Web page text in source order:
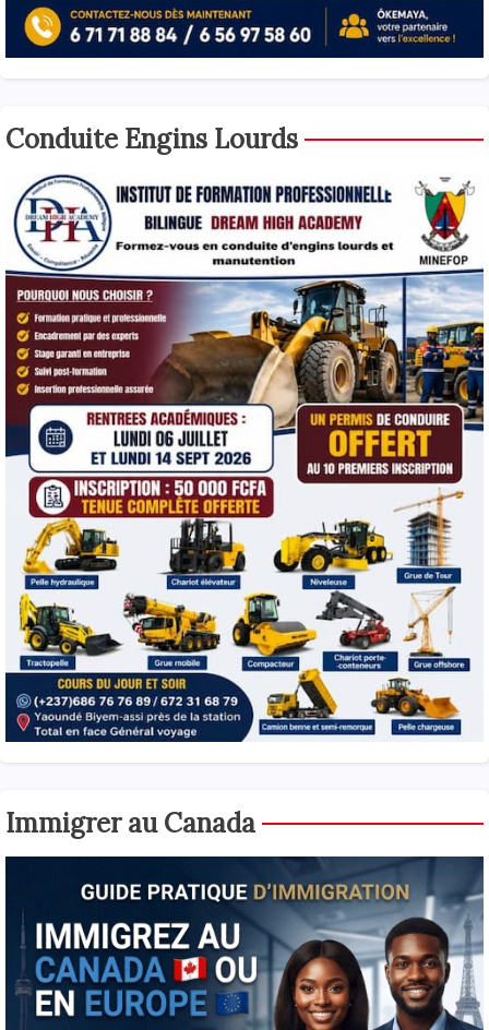
Conduite Engins Lourds
Immigrer au Canada